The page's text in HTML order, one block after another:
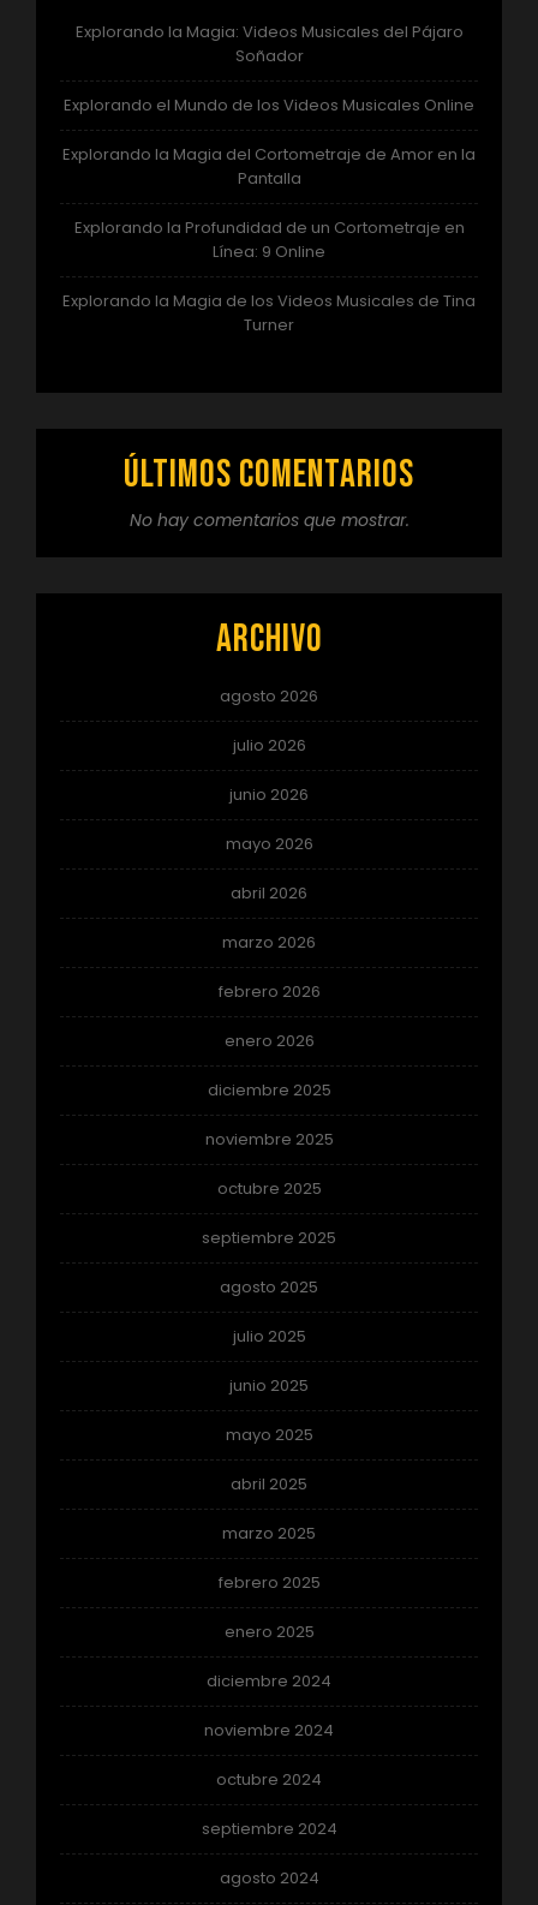
Explorando la Magia: Videos Musicales del Pájaro
Soñador
Explorando el Mundo de los Videos Musicales Online
Explorando la Magia del Cortometraje de Amor en la
Pantalla
Explorando la Profundidad de un Cortometraje en
Línea: 9 Online
Explorando la Magia de los Videos Musicales de Tina
Turner
Últimos comentarios
No hay comentarios que mostrar.
Archivo
agosto 2026
julio 2026
junio 2026
mayo 2026
abril 2026
marzo 2026
febrero 2026
enero 2026
diciembre 2025
noviembre 2025
octubre 2025
septiembre 2025
agosto 2025
julio 2025
junio 2025
mayo 2025
abril 2025
marzo 2025
febrero 2025
enero 2025
diciembre 2024
noviembre 2024
octubre 2024
septiembre 2024
agosto 2024